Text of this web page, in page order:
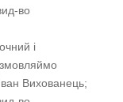
во
і
Вихованець;